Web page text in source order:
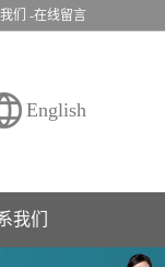
们 -在线留言
English
我们